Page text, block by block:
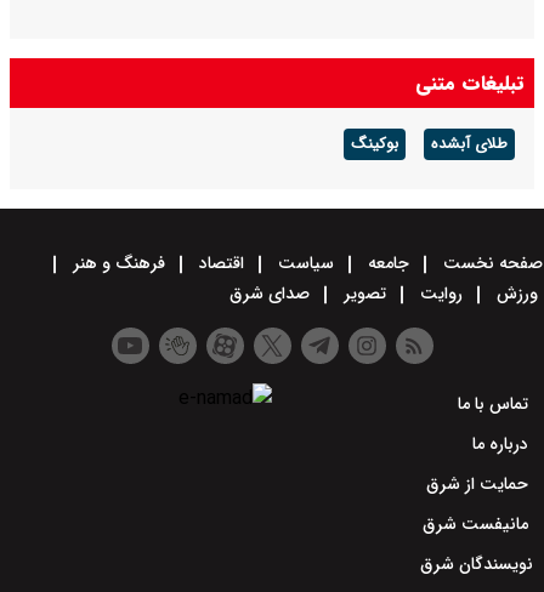
تبلیغات متنی
طلای آبشده بوکینگ
صفحه نخست جامعه سیاست اقتصاد
فرهنگ و هنر
ورزش
روایت تصویر صدای شرق
تماس با ما
درباره ما
حمایت از شرق
مانیفست شرق
نویسندگان شرق